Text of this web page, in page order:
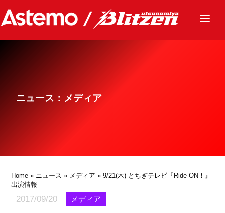
ニュース
グッズ
ニュース：メディア
Home » ニュース » メディア » 9/21(木) とちぎテレビ『Ride ON！』
出演情報
2017/09/20 メディア